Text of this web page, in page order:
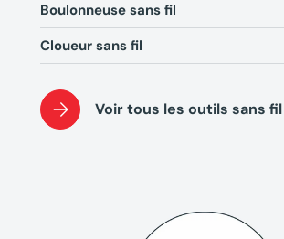
Boulonneuse sans fil
Cloueur sans fil
Voir tous les outils sans fil